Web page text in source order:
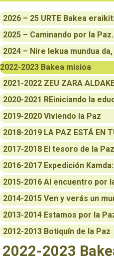
2026 – 25 URTE Bakea
2025 – Caminando por la Paz.
2024 – Nire lekua mundua
2022-2023 Bakea misioa
2021-2022 ZEU ZARA
2020-2021 REiniciando la
2019-2020 Viviendo la Paz
2018-2019 LA PAZ ESTÁ EN
2017-2018 El tesoro de la Paz
2016-2017 Expedición
2015-2016 Al encuentro por
2014-2015 Ven y verás un
2013-2014 Estamos por la
2012-2013 Botiquín de la Paz
2022-2023